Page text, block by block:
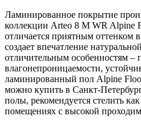
Ламинированное покрытие
коллекции Arteo 8 M WR Alpine
отличается приятным оттенком
создает впечатление
отличительным особенностям
влагонепроницаемости,
ламинированный пол Alpine
можно купить в Санкт-
полы, рекомендуется стелить
помещениях с высокой